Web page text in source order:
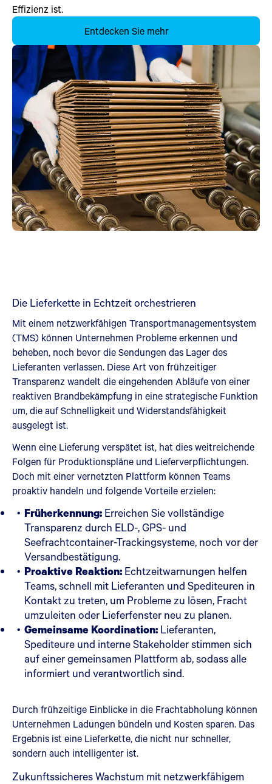
Effizienz ist.
Entdecken Sie mehr
Die Lieferkette in Echtzeit orchestrieren
Mit einem netzwerkfähigen Transportmanagementsystem
(TMS) können Unternehmen Probleme erkennen und
beheben, noch bevor die Sendungen das Lager des
Lieferanten verlassen. Diese Art von frühzeitiger
Transparenz wandelt die eingehenden Abläufe von einer
reaktiven Brandbekämpfung in eine strategische Funktion
um, die auf Schnelligkeit und Widerstandsfähigkeit
ausgelegt ist.
Wenn eine Lieferung verspätet ist, hat dies weitreichende
Folgen für Produktionspläne und Lieferverpflichtungen.
Doch mit einer vernetzten Plattform können Teams
proaktiv handeln und folgende Vorteile erzielen:
Früherkennung: Erreichen Sie vollständige
Transparenz durch ELD-, GPS- und
Seefrachtcontainer-Trackingsysteme, noch vor der
Versandbestätigung.
Proaktive Reaktion: Echtzeitwarnungen helfen
Teams, schnell mit Lieferanten und Spediteuren in
Kontakt zu treten, um Probleme zu lösen, Fracht
umzuleiten oder Lieferfenster neu zu planen.
Gemeinsame Koordination: Lieferanten,
Spediteure und interne Stakeholder stimmen sich
auf einer gemeinsamen Plattform ab, sodass alle
informiert und verantwortlich sind.
Durch frühzeitige Einblicke in die Frachtabholung können
Unternehmen Ladungen bündeln und Kosten sparen. Das
Ergebnis ist eine Lieferkette, die nicht nur schneller,
sondern auch intelligenter ist.
Zukunftssicheres Wachstum mit netzwerkfähigem